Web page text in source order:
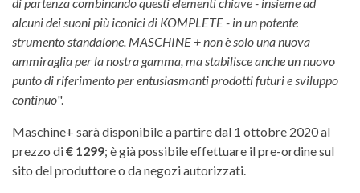
alcuni dei suoni più iconici di KOMPLETE - in un potente
strumento standalone. MASCHINE + non è solo una nuova
ammiraglia per la nostra gamma, ma stabilisce anche un nuovo
punto di riferimento per entusiasmanti prodotti futuri e sviluppo
continuo".
Maschine+ sarà disponibile a partire dal 1 ottobre 2020 al
prezzo di€ 1299; è già possibile effettuare il pre-ordine sul
sito del produttore o da negozi autorizzati.